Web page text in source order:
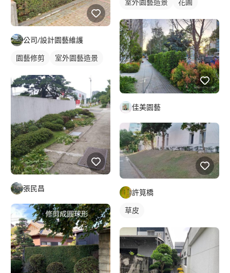
公司/設計園藝維護
園藝修剪 室外園藝造景
張民昌
佳美園藝
許筧橋
草皮